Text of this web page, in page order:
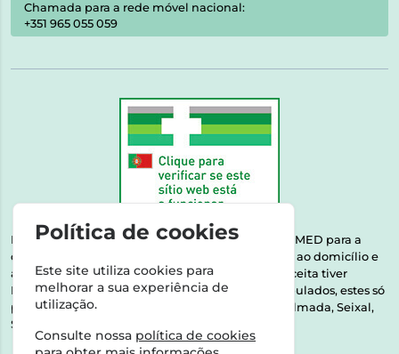
Chamada para a rede móvel nacional:
+351 965 055 059
Esta farmácia encontra-se autorizada pelo INFARMED para a
dispensa de medicamentos e produtos de saúde ao domicílio e
através da internet. Medicamentos | Se na sua receita tiver
MSRM, MNSRM, MSRMV ou Medicamentos Manipulados, estes só
podem ser entregues nos seguintes concelhos: Almada, Seixal,
Sesimbra, Oeiras e Lisboa.
Política de cookies
Este site utiliza cookies para
melhorar a sua experiência de
utilização.
Consulte nossa política de cookies